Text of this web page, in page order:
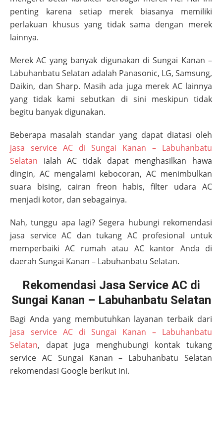
penting karena setiap merek biasanya memiliki
perlakuan khusus yang tidak sama dengan merek
lainnya.
Merek AC yang banyak digunakan diSungai Kanan –
Labuhanbatu Selatan adalah Panasonic, LG, Samsung,
Daikin, dan Sharp. Masih ada juga merek AC lainnya
yang tidak kami sebutkan di sini meskipun tidak
begitu banyak digunakan.
Beberapa masalah standar yang dapat diatasi oleh
jasa service AC diSungai Kanan – Labuhanbatu
Selatan ialah AC tidak dapat menghasilkan hawa
dingin, AC mengalami kebocoran, AC menimbulkan
suara bising, cairan freon habis, filter udara AC
menjadi kotor, dan sebagainya.
Nah, tunggu apa lagi? Segera hubungi rekomendasi
jasa service AC dan tukang AC profesional untuk
memperbaiki AC rumah atau AC kantor Anda di
daerah Sungai Kanan – Labuhanbatu Selatan.
Rekomendasi Jasa Service AC di
Sungai Kanan – Labuhanbatu Selatan
Bagi Anda yang membutuhkan layanan terbaik dari
jasa service AC di Sungai Kanan – Labuhanbatu
Selatan, dapat juga menghubungi kontak tukang
service AC Sungai Kanan – Labuhanbatu Selatan
rekomendasi Google berikut ini.